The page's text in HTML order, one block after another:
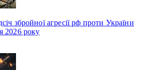
збройної агресії рф проти України
2026 року